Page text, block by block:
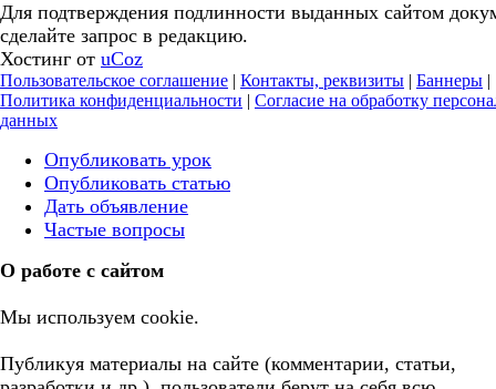
Для подтверждения подлинности выданных сайтом
сделайте запрос в редакцию.
Хостинг от uCoz
Пользовательское соглашение | Контакты, реквизиты | Баннеры |
Политика конфиденциальности | Согласие на обработку
данных
Опубликовать урок
Опубликовать статью
Дать объявление
Частые вопросы
О работе с сайтом
Мы используем cookie.
Публикуя материалы на сайте (комментарии, статьи,